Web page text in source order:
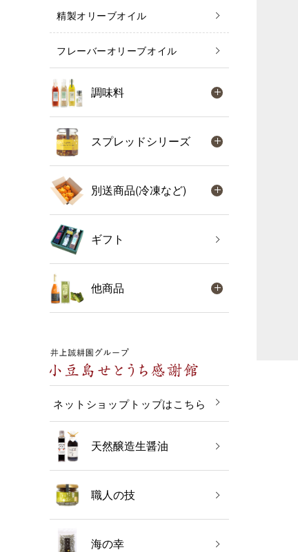
精製オリーブオイル
フレーバーオリーブオイル
調味料
スプレッドシリーズ
別送商品(冷凍など)
ギフト
他商品
ネットショップトップはこちら
天然醸造生醤油
職人の技
海の幸